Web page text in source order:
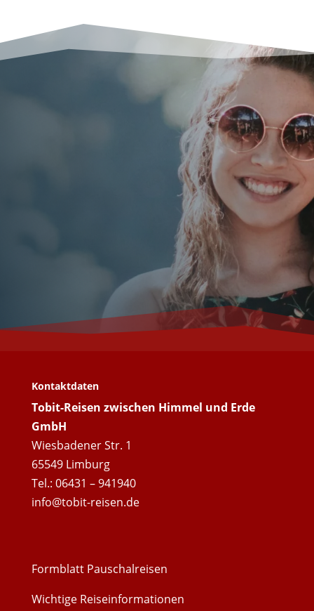
Entspannt reisen –
Kontaktdaten
Tobit-Reisen zwischen Himmel und Erde
GmbH
Wiesbadener Str. 1
65549 Limburg
Tel.: 06431 – 941940
info@tobit-reisen.de
Formblatt Pauschalreisen
Wichtige Reiseinformationen